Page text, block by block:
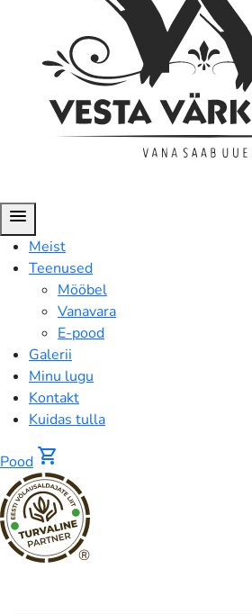
menu
Meist
Teenused
Mööbel
Vanavara
E-pood
Galerii
Minu lugu
Kontakt
Kuidas tulla
Pood shopping_cart
®